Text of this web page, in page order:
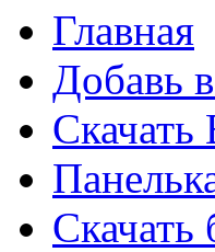
Главная
Добавь
Скачать
Скачать